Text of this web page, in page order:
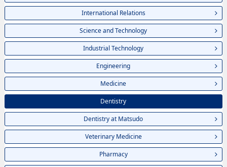
International Relations
Science and Technology
Industrial Technology
Engineering
Medicine
Dentistry
Dentistry at Matsudo
Veterinary Medicine
Pharmacy